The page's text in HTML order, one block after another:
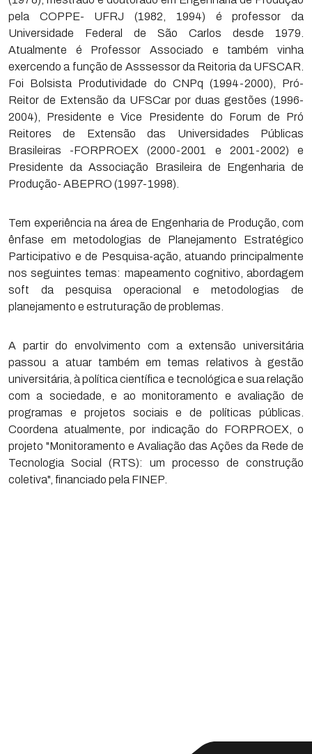
pela COPPE- UFRJ (1982, 1994) é professor da
Universidade Federal de São Carlos desde 1979.
Atualmente é Professor Associado e também vinha
exercendo a função de Asssessor da Reitoria da UFSCAR.
Foi Bolsista Produtividade do CNPq (1994-2000), Pró-
Reitor de Extensão da UFSCar por duas gestões (1996-
2004), Presidente e Vice Presidente do Forum de Pró
Reitores de Extensão das Universidades Públicas
Brasileiras -FORPROEX (2000-2001 e 2001-2002) e
Presidente da Associação Brasileira de Engenharia de
Produção- ABEPRO (1997-1998).
Tem experiência na área de Engenharia de Produção, com
ênfase em metodologias de Planejamento Estratégico
Participativo e de Pesquisa-ação, atuando principalmente
nos seguintes temas: mapeamento cognitivo, abordagem
soft da pesquisa operacional e metodologias de
planejamento e estruturação de problemas.
A partir do envolvimento com a extensão universitária
passou a atuar também em temas relativos à gestão
universitária, à política científica e tecnológica e sua relação
com a sociedade, e ao monitoramento e avaliação de
programas e projetos sociais e de políticas públicas.
Coordena atualmente, por indicação do FORPROEX, o
projeto "Monitoramento e Avaliação das Ações da Rede de
Tecnologia Social (RTS): um processo de construção
coletiva", financiado pela FINEP.